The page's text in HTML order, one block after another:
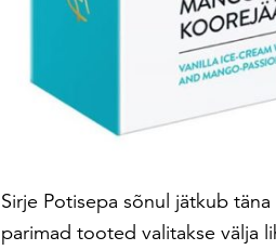
Sirje Potisepa sõnul jätkub
parimad tooted valitakse välja